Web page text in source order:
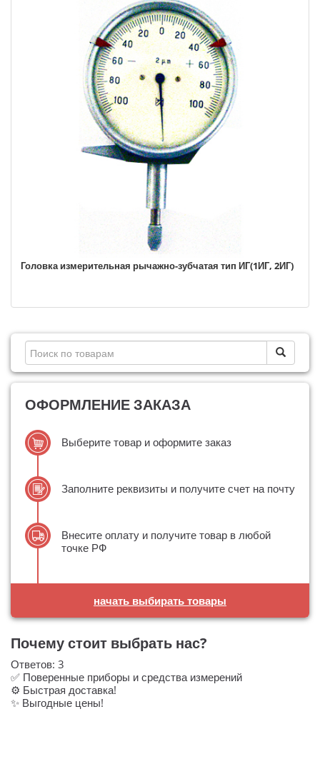
Головка измерительная рычажно-зубчатая тип ИГ(1ИГ, 2ИГ)
ОФОРМЛЕНИЕ ЗАКАЗА
Выберите товар и оформите заказ
Заполните реквизиты и получите счет на почту
Внесите оплату и получите товар в любой
точке РФ
начать выбирать товары
Почему стоит выбрать нас?
Ответов: 3
✅ Поверенные приборы и средства измерений
⚙️ Быстрая доставка!
✨ Выгодные цены!